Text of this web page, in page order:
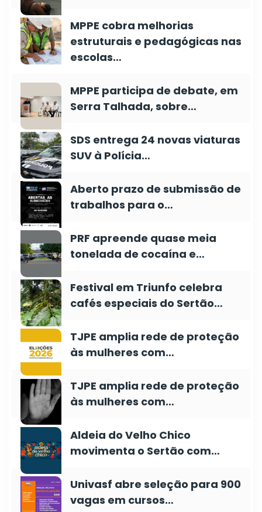
MPPE cobra melhorias
estruturais e pedagógicas nas
escolas…
MPPE participa de debate, em
Serra Talhada, sobre…
SDS entrega 24 novas viaturas
SUV à Polícia…
Aberto prazo de submissão de
trabalhos para o…
PRF apreende quase meia
tonelada de cocaína e…
Festival em Triunfo celebra
cafés especiais do Sertão…
TJPE amplia rede de proteção
às mulheres com…
TJPE amplia rede de proteção
às mulheres com…
Aldeia do Velho Chico
movimenta o Sertão com…
Univasf abre seleção para 900
vagas em cursos…